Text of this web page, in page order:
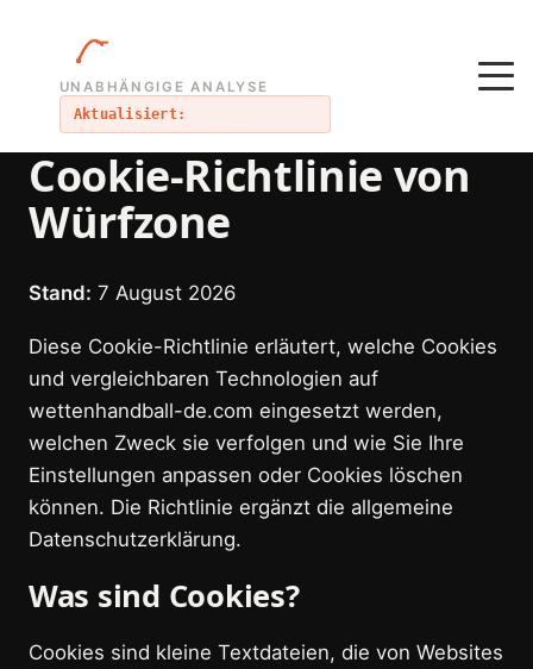
UNABHÄNGIGE ANALYSE
Aktualisiert:
Cookie-Richtlinie von
Würfzone
Stand: 7 August 2026
Diese Cookie-Richtlinie erläutert, welche Cookies
und vergleichbaren Technologien auf
wettenhandball-de.com eingesetzt werden,
welchen Zweck sie verfolgen und wie Sie Ihre
Einstellungen anpassen oder Cookies löschen
können. Die Richtlinie ergänzt die allgemeine
Datenschutzerklärung.
Was sind Cookies?
Cookies sind kleine Textdateien, die von Websites